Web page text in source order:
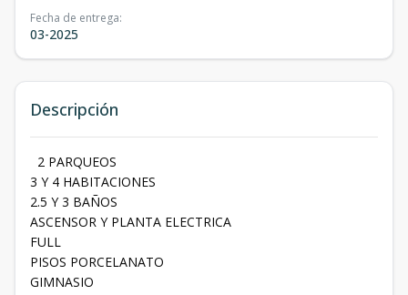
Fecha de entrega:
03-2025
Descripción
2 PARQUEOS
3 Y 4 HABITACIONES
2.5 Y 3 BAÑOS
ASCENSOR Y PLANTA ELECTRICA
FULL
PISOS PORCELANATO
GIMNASIO